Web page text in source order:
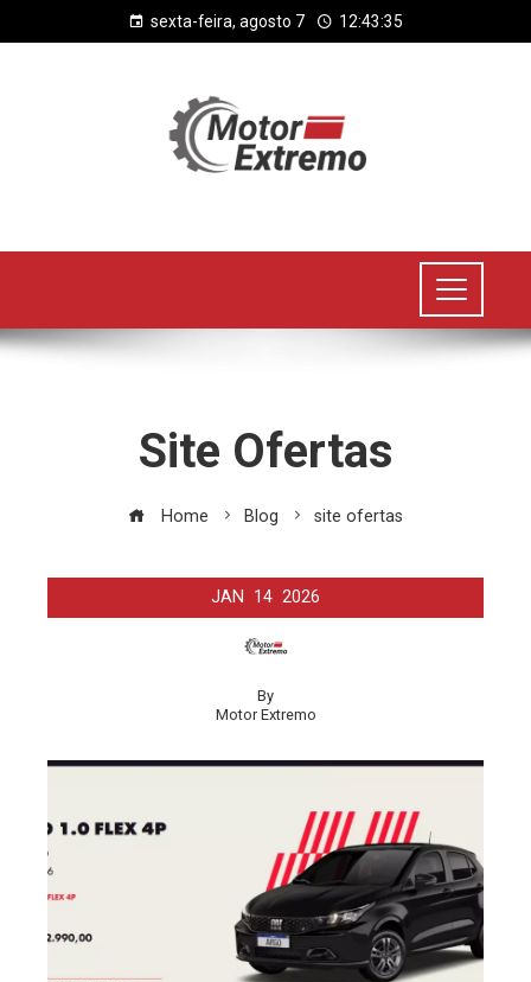
sexta-feira, agosto 7 12:43:35
Site Ofertas
Home Blog site ofertas
JAN 14 2026
By
Motor Extremo